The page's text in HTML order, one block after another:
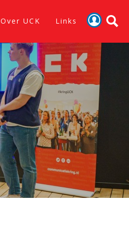
Over UCK Links
Activiteiten
Nieuws
Verslagen
Sluit je aan
Over UCK
Links